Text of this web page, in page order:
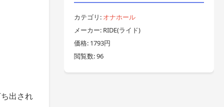
出され
カテゴリ: オナホール
メーカー: RIDE(ライド)
価格: 1793円
閲覧数: 96